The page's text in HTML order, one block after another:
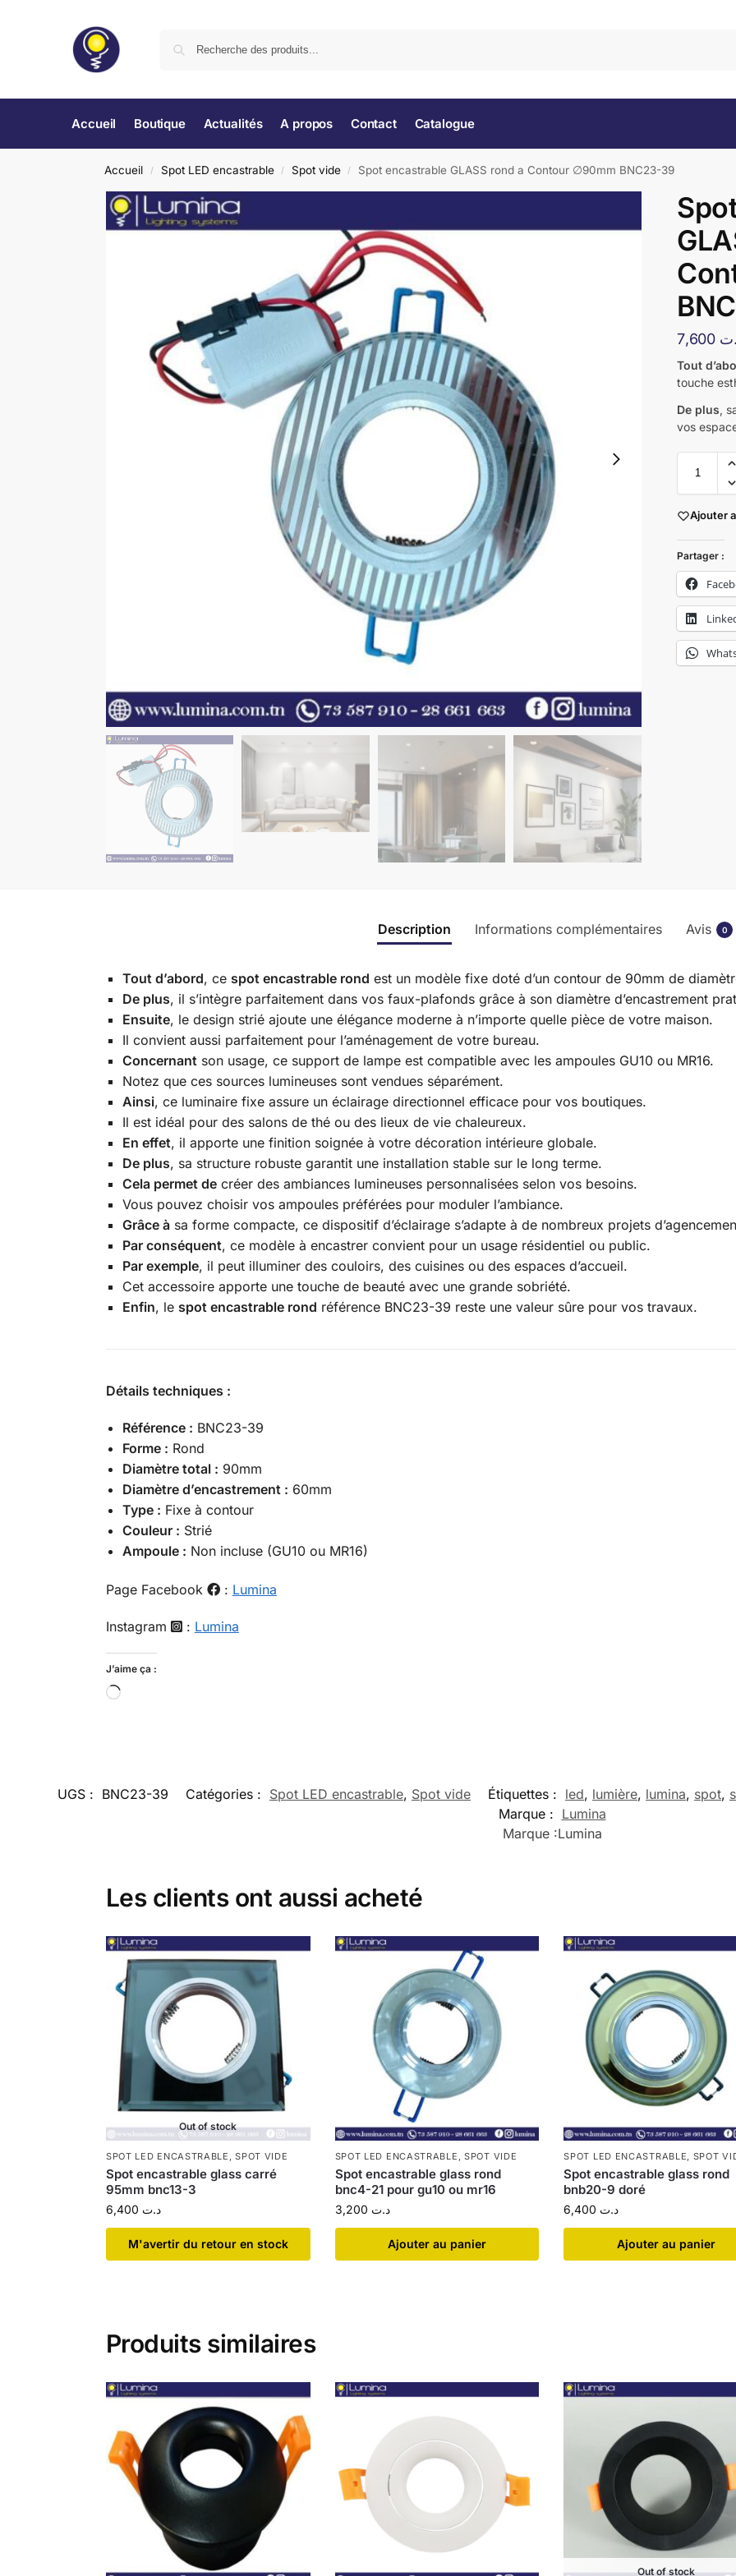
Accueil Boutique Actualités A propos Contact Catalogue
Accueil / Spot LED encastrable / Spot vide / Spot encastrable GLASS rond a Contour ∅90mm BNC23-39
Tout
touche
De plus,
vos
Ajouter
Partager :
Description Informations complémentaires Avis 0
Tout d’abord, ce spot encastrable rond est un modèle fixe doté d’un contour de 90mm de
De plus, il s’intègre parfaitement dans vos faux-plafonds grâce à son diamètre d’encastrement
Ensuite, le design strié ajoute une élégance moderne à n’importe quelle pièce de votre maison.
Il convient aussi parfaitement pour l’aménagement de votre bureau.
Concernantson usage, ce support de lampe est compatible avec les ampoules GU10 ou MR16.
Notez que ces sources lumineuses sont vendues séparément.
Ainsi, ce luminaire fixe assure un éclairage directionnel efficace pour vos boutiques.
Il est idéal pour des salons de thé ou des lieux de vie chaleureux.
En effet, il apporte une finition soignée à votre décoration intérieure globale.
De plus, sa structure robuste garantit une installation stable sur le long terme.
Cela permet decréer des ambiances lumineuses personnalisées selon vos besoins.
Vous pouvez choisir vos ampoules préférées pour moduler l’ambiance.
Grâce àsa forme compacte, ce dispositif d’éclairage s’adapte à de nombreux projets
Par conséquent, ce modèle à encastrer convient pour un usage résidentiel ou public.
Par exemple, il peut illuminer des couloirs, des cuisines ou des espaces d’accueil.
Cet accessoire apporte une touche de beauté avec une grande sobriété.
Enfin, le spot encastrable rond référence BNC23-39 reste une valeur sûre pour vos travaux.
Détails techniques :
Référence : BNC23-39
Forme : Rond
Diamètre total : 90mm
Diamètre d’encastrement : 60mm
Type : Fixe à contour
Couleur : Strié
Ampoule : Non incluse (GU10 ou MR16)
Page Facebook : Lumina
Instagram : Lumina
J’aime ça :
UGS : BNC23-39 Catégories : Spot LED encastrable, Spot vide Étiquettes : led, lumière, lumina, spot,
Marque : Lumina
Marque :Lumina
Les clients ont aussi acheté
Out of stock
SPOT LED ENCASTRABLE ,SPOT VIDE
Spot encastrable glass carré
95mm bnc13-3
د.ت
​M'avertir du retour en stock
SPOT LED ENCASTRABLE SPOT VIDE
Spot encastrable glass rond
bnc4-21 pour gu10 ou mr16
د.ت
Ajouter au panier
SPOT LED ENCASTRABLE SPOT
Spot encastrable glass rond
bnb20-9 doré
د.ت
Ajouter au panier
Produits similaires
Out of stock